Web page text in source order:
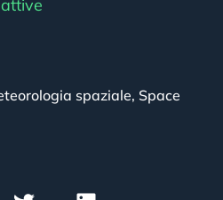
spaziale, Space